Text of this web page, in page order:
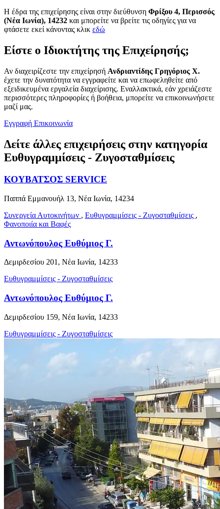
H έδρα της επιχείρησης είναι στην διεύθυνση Φρίξου 4, Περισσός
(Νέα Ιωνία), 14232 και μπορείτε να βρείτε τις οδηγίες για να
φτάσετε εκεί κάνοντας κλικ εδώ
Είστε ο Ιδιοκτήτης της Επιχείρησής;
Αν διαχειρίζεστε την επιχείρησή Ανδριαντίδης Γρηγόριος Χ.
έχετε την δυνατότητα να εγγραφείτε και να επωφεληθείτε από
εξειδικευμένα εργαλεία διαχείρισης. Εναλλακτικά, εάν χρειάζεστε
περισσότερες πληροφορίες ή βοήθεια, μπορείτε να επικοινωνήσετε
μαζί μας.
Εγγραφή Επικοινωνία
Δείτε άλλες επιχειρήσεις στην κατηγορία
Ευθυγραμμίσεις - Ζυγοσταθμίσεις
ΚΟΥΒΑΤΣΟΣ SERVICE
Παππά Εμμανουήλ 13, Νέα Ιωνία, 14234
Συνεργεία Αυτοκινήτων , Ευθυγραμμίσεις - Ζυγοσταθμίσεις ,
Φανοποιία και Βαφές
Αντωνόπουλος Ευθύμιος Γ.
Δεμιρδεσίου 201, Νέα Ιωνία, 14233
Ευθυγραμμίσεις - Ζυγοσταθμίσεις
Αντωνόπουλος Ευθύμιος Γ.
Δεμιρδεσίου 159, Νέα Ιωνία, 14233
Ευθυγραμμίσεις - Ζυγοσταθμίσεις